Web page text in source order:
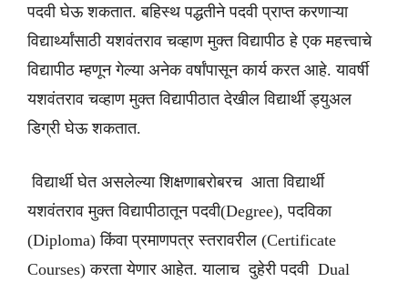
पदवी घेऊ शकतात. बहिस्थ पद्धतीने पदवी प्राप्त करणाऱ्या
विद्यार्थ्यांसाठी यशवंतराव चव्हाण मुक्त विद्यापीठ हे एक महत्त्वाचे
विद्यापीठ म्हणून गेल्या अनेक वर्षांपासून कार्य करत आहे. यावर्षी
यशवंतराव चव्हाण मुक्त विद्यापीठात देखील विद्यार्थी ड्युअल
डिग्री घेऊ शकतात.
विद्यार्थी घेत असलेल्या शिक्षणाबरोबरच आता विद्यार्थी
यशवंतराव मुक्त विद्यापीठातून पदवी(Degree), पदविका
(Diploma) किंवा प्रमाणपत्र स्तरावरील (Certificate
Courses) करता येणार आहेत. यालाच दुहेरी पदवी Dual